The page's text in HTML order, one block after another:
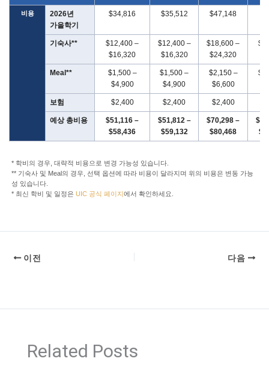
비용
2026년
가을학기
$34,816 $35,512 $47,148
기숙사**
$12,400 –
$16,320
$12,400 –
$16,320
$18,600 –
$24,320
Meal**
$1,500 –
$4,900
$1,500 –
$4,900
$2,150 –
$6,600
보험 $2,400 $2,400 $2,400
예상 총비용
$51,116 –
$58,436
$51,812 –
$59,132
$70,298 –
$80,468
* 학비의 경우, 대략적 비용으로 변경 가능성 있습니다.
** 기숙사 및 Meal의 경우, 선택 옵션에 따라 비용이 달라지며 위의 비용은 변동 가능
성 있습니다.
* 최신 학비 및 일정은 UIC 공식 페이지에서 확인하세요.
이전 다음
Related Posts